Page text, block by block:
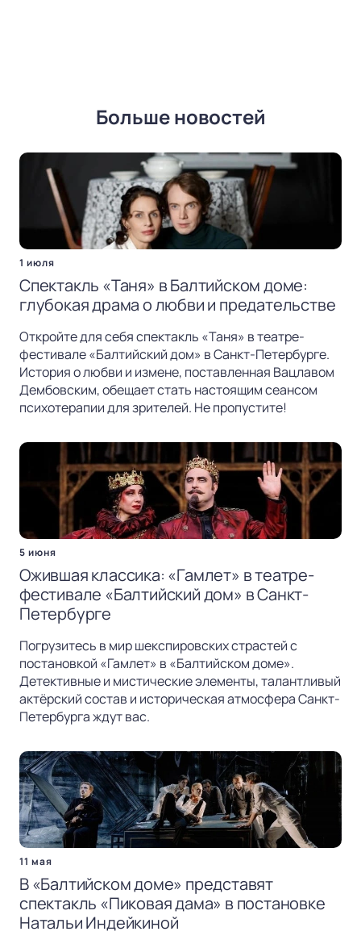
Больше новостей
1 июля
Спектакль «Таня» в Балтийском доме:
глубокая драма о любви и предательстве
Откройте для себя спектакль «Таня» в театре-
фестивале «Балтийский дом» в Санкт-Петербурге.
История о любви и измене, поставленная Вацлавом
Дембовским, обещает стать настоящим сеансом
психотерапии для зрителей. Не пропустите!
5 июня
Ожившая классика: «Гамлет» в театре-
фестивале «Балтийский дом» в Санкт-
Петербурге
Погрузитесь в мир шекспировских страстей с
постановкой «Гамлет» в «Балтийском доме».
Детективные и мистические элементы, талантливый
актёрский состав и историческая атмосфера Санкт-
Петербурга ждут вас.
11 мая
В «Балтийском доме» представят
спектакль «Пиковая дама» в постановке
Натальи Индейкиной